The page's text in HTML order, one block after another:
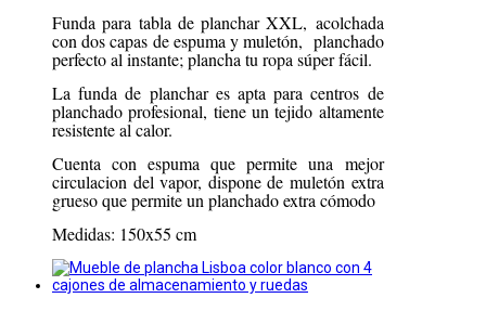
Funda para tabla de planchar XXL, acolchada
con dos capas de espuma y muletón, planchado
perfecto al instante; plancha tu ropa súper fácil.
La funda de planchar es apta para centros de
planchado profesional, tiene un tejido altamente
resistente al calor.
Cuenta con espuma que permite una mejor
circulacion del vapor, dispone de muletón extra
grueso que permite un planchado extra cómodo
Medidas: 150x55 cm